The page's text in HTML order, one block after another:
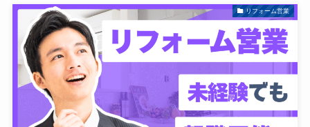
リフォーム営業